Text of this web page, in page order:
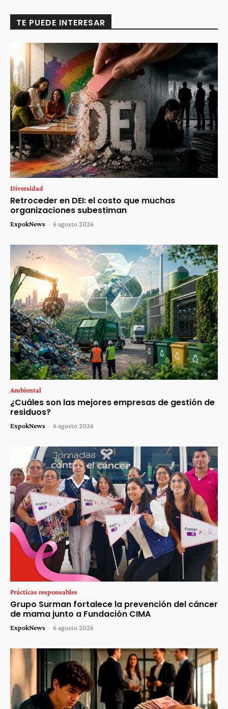
TE PUEDE INTERESAR
Diversidad
Retroceder en DEI: el costo que muchas
organizaciones subestiman
ExpokNews - 6 agosto 2026
Ambiental
¿Cuáles son las mejores empresas de gestión de
residuos?
ExpokNews - 6 agosto 2026
Prácticas responsables
Grupo Surman fortalece la prevención del cáncer
de mama junto a Fundación CIMA
ExpokNews - 6 agosto 2026